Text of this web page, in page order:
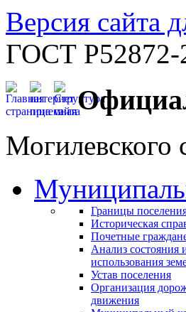
Версия сайта
ГОСТ Р52872-
Могилевского
Границы
Историческая
Почетные
Анализ состояния
использования
Устав поселения
Организация
движения